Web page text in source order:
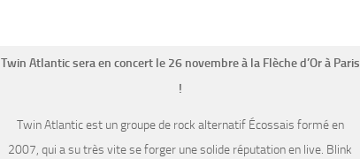
Twin Atlantic sera en concert le 26 novembre à la Flèche d’Or à Paris
!
Twin Atlantic est un groupe de rock alternatif Écossais formé en
2007, qui a su très vite se forger une solide réputation en live. Blink